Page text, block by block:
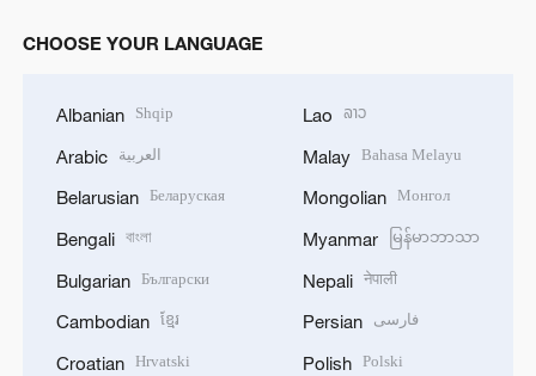
CHOOSE YOUR LANGUAGE
Albanian Shqip
Arabic العربية
Belarusian Беларуская
Bengali বাংলা
Bulgarian Български
Cambodian ខ្មែរ
Croatian Hrvatski
Lao ລາວ
Malay Bahasa Melayu
Mongolian Монгол
Myanmar မြန်မာဘာသာ
Nepali नेपाली
Persian فارسی
Polish Polski